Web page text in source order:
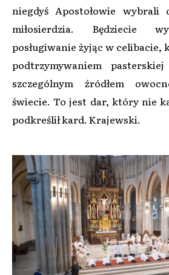
niegdyś Apostołowie wybrali
miłosierdzia. Będziecie
posługiwanie żyjąc w celibacie,
podtrzymywaniem
szczególnym źródłem
świecie. To jest dar, który nie
podkreślił kard. Krajewski.